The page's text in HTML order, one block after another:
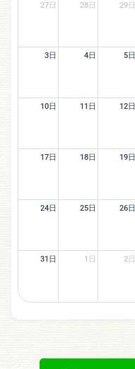
27日 28日 29日
3日 4日 5日
10日 11日 12日
17日 18日 19日
24日 25日 26日
31日 1日 2日